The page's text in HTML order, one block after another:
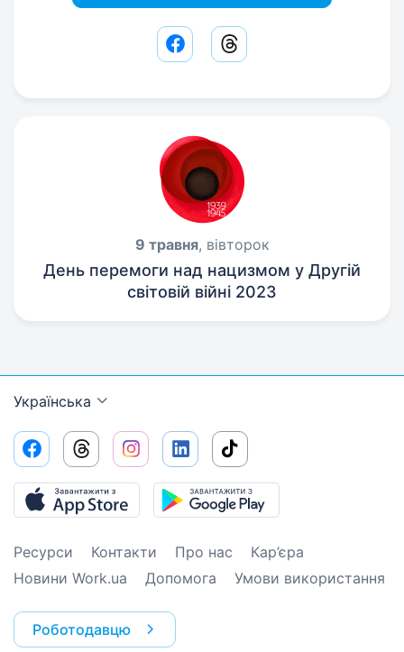
Facebook share link
Threads share link
9 травня, вівторок
День перемоги над нацизмом у Другій
світовій війні 2023
Українська
Ресурси Контакти Про нас
Кар’єра
Новини Work.ua
Допомога Умови використання
Роботодавцю